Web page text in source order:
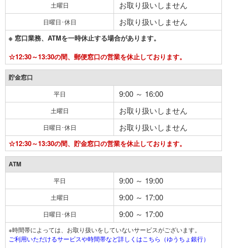
土曜日 お取り扱いしません
日曜日･休日 お取り扱いしません
※ 窓口業務、ATMを一時休止する場合があります。
☆12:30～13:30の間、郵便窓口の営業を休止しております。
貯金窓口
平日 9:00 ～ 16:00
土曜日 お取り扱いしません
日曜日･休日 お取り扱いしません
☆12:30～13:30の間、貯金窓口の営業を休止しております。
ATM
平日 9:00 ～ 19:00
土曜日 9:00 ～ 17:00
日曜日･休日 9:00 ～ 17:00
※時間帯によっては、お取り扱いをしていないサービスがございます。
ご利用いただけるサービスや時間帯など詳しくはこちら（ゆうちょ銀行）